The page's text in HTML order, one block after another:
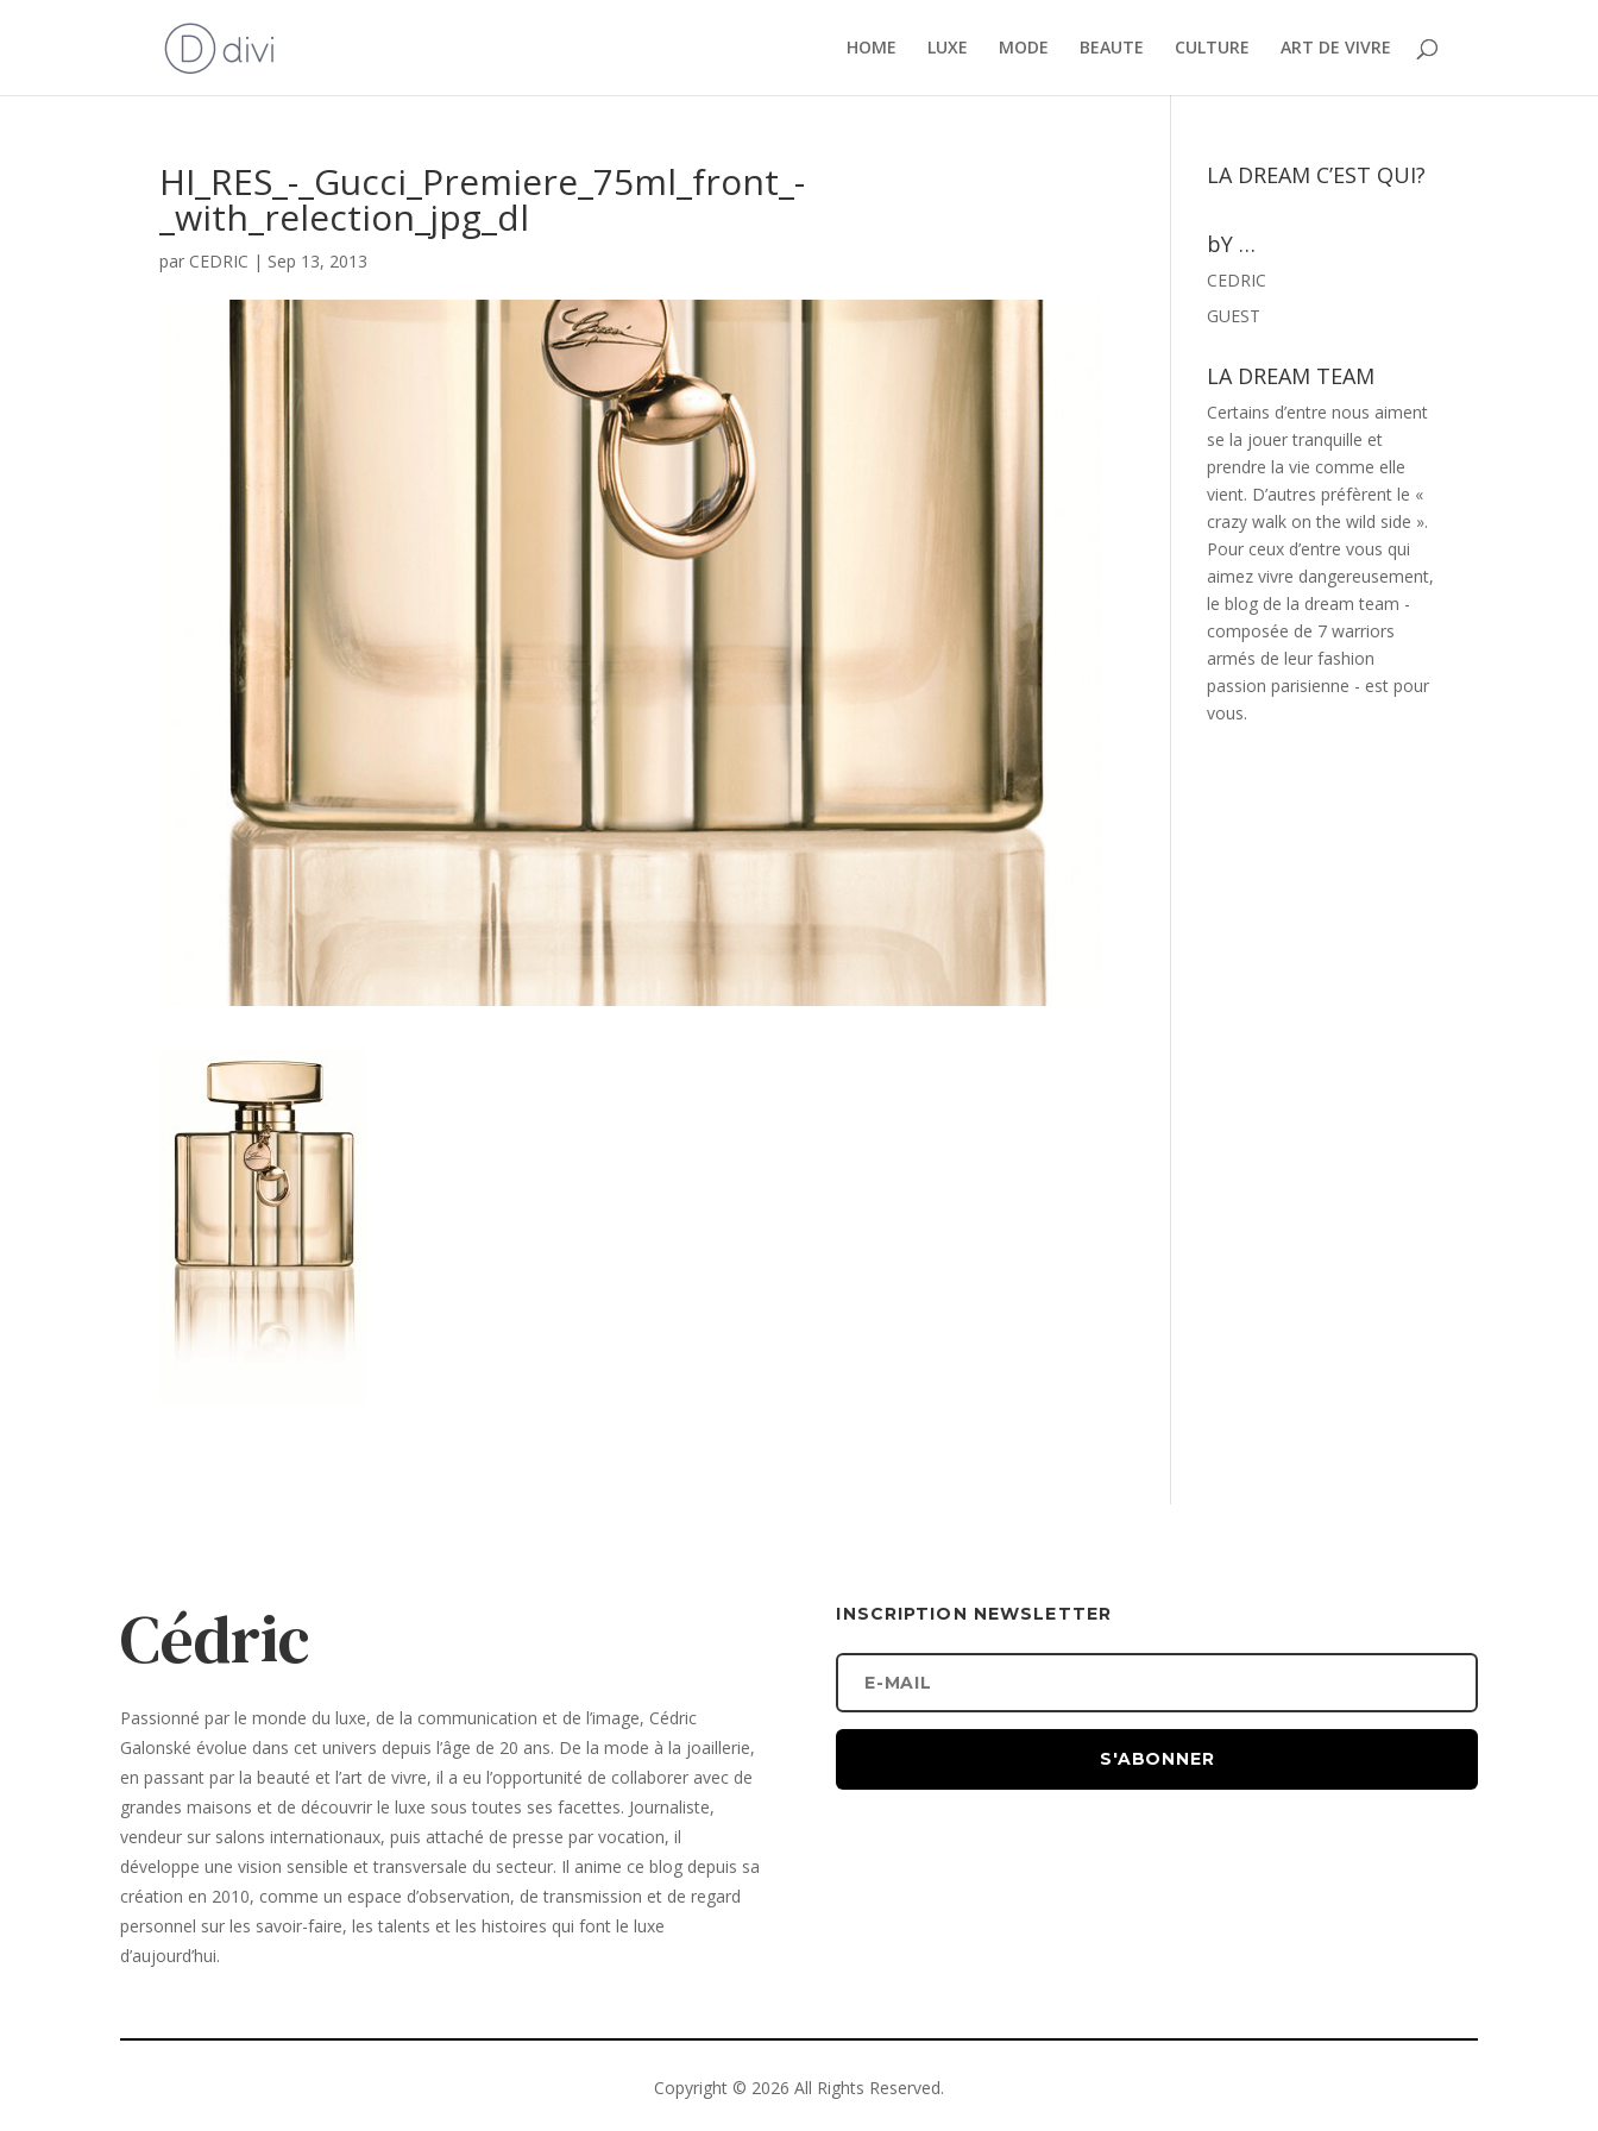
HOME LUXE MODE BEAUTE CULTURE ART DE VIVRE
HI_RES_-_Gucci_Premiere_75ml_front_-
_with_relection_jpg_dl
par CEDRIC | Sep 13, 2013
LA DREAM C’EST QUI?
bY …
CEDRIC
GUEST
LA DREAM TEAM
Certains d’entre nous aiment
se la jouer tranquille et
prendre la vie comme elle
vient. D’autres préfèrent le «
crazy walk on the wild side ».
Pour ceux d’entre vous qui
aimez vivre dangereusement,
le blog de la dream team -
composée de 7 warriors
armés de leur fashion
passion parisienne - est pour
vous.
Cédric
Passionné par le monde du luxe, de la communication et de l’image, Cédric
Galonské évolue dans cet univers depuis l’âge de 20 ans. De la mode à la joaillerie,
en passant par la beauté et l’art de vivre, il a eu l’opportunité de collaborer avec de
grandes maisons et de découvrir le luxe sous toutes ses facettes. Journaliste,
vendeur sur salons internationaux, puis attaché de presse par vocation, il
développe une vision sensible et transversale du secteur. Il anime ce blog depuis sa
création en 2010, comme un espace d’observation, de transmission et de regard
personnel sur les savoir-faire, les talents et les histoires qui font le luxe
d’aujourd’hui.
INSCRIPTION NEWSLETTER
S'ABONNER
Copyright © 2026 All Rights Reserved.